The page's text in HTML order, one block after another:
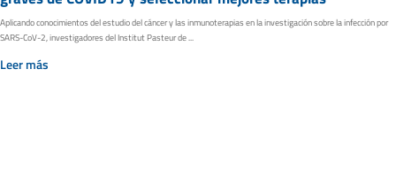
Aplicando conocimientos del estudio del cáncer y las inmunoterapias en la investigación sobre la infección por
SARS-CoV-2, investigadores del Institut Pasteur de ...
Leer más